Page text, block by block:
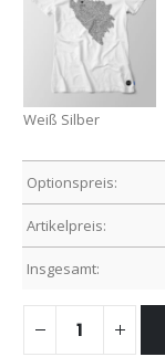
Weiß Silber
Optionspreis:
Artikelpreis:
Insgesamt: